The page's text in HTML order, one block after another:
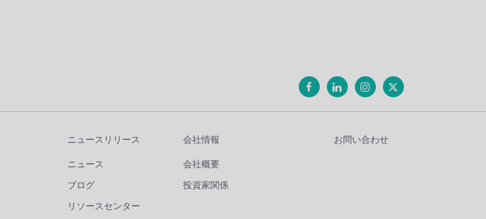
ニュースリリース
ニュース
ブログ
リソースセンター
会社情報
会社概要
投資家関係
お問い合わせ